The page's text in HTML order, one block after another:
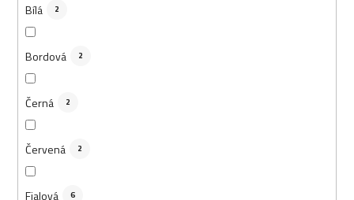
Bílá 2
Bordová 2
Černá 2
Červená 2
Fialová 6